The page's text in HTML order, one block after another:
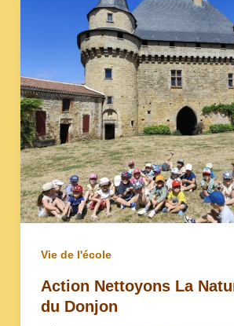
Vie de l'école
Action Nettoyons La
du Donjon